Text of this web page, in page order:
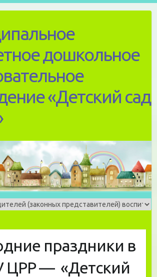
дошкольное
«Детский сад
праздники в
— «Детский